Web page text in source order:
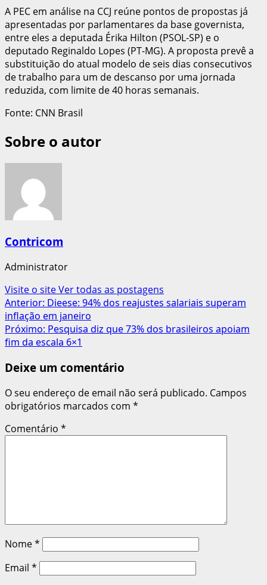
A PEC em análise na CCJ reúne pontos de propostas já
apresentadas por parlamentares da base governista,
entre eles a deputada Érika Hilton (PSOL-SP) e o
deputado Reginaldo Lopes (PT-MG). A proposta prevê a
substituição do atual modelo de seis dias consecutivos
de trabalho para um de descanso por uma jornada
reduzida, com limite de 40 horas semanais.
Fonte: CNN Brasil
Sobre o autor
Contricom
Administrator
Visite o siteVer todas as postagens
Navegação
de
artigos
Anterior: Dieese: 94% dos reajustes salariais superam
inflação em janeiro
Próximo: Pesquisa diz que 73% dos brasileiros apoiam
fim da escala 6×1
Deixe um comentário
O seu endereço de email não será publicado. Campos
obrigatórios marcados com *
Comentário *
Nome*
Email *